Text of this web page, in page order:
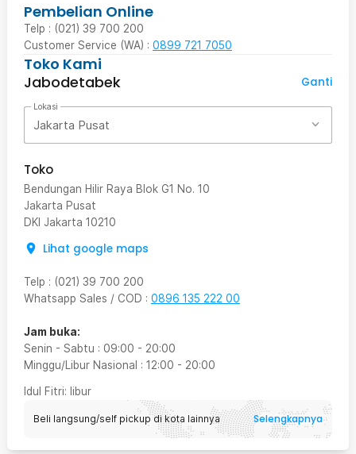
Pembelian Online
Telp : (021) 39 700 200
Customer Service (WA) : 0899 721 7050
Toko Kami
Jabodetabek
Ganti
Lokasi
Jakarta Pusat
Toko
Bendungan Hilir Raya Blok G1 No. 10
Jakarta Pusat
DKI Jakarta 10210
Lihat google maps
Telp : (021) 39 700 200
Whatsapp Sales / COD : 0896 135 222 00
Jam buka:
Senin - Sabtu : 09:00 - 20:00
Minggu/Libur Nasional : 12:00 - 20:00
Idul Fitri: libur
Beli langsung/self pickup di kota lainnya Selengkapnya